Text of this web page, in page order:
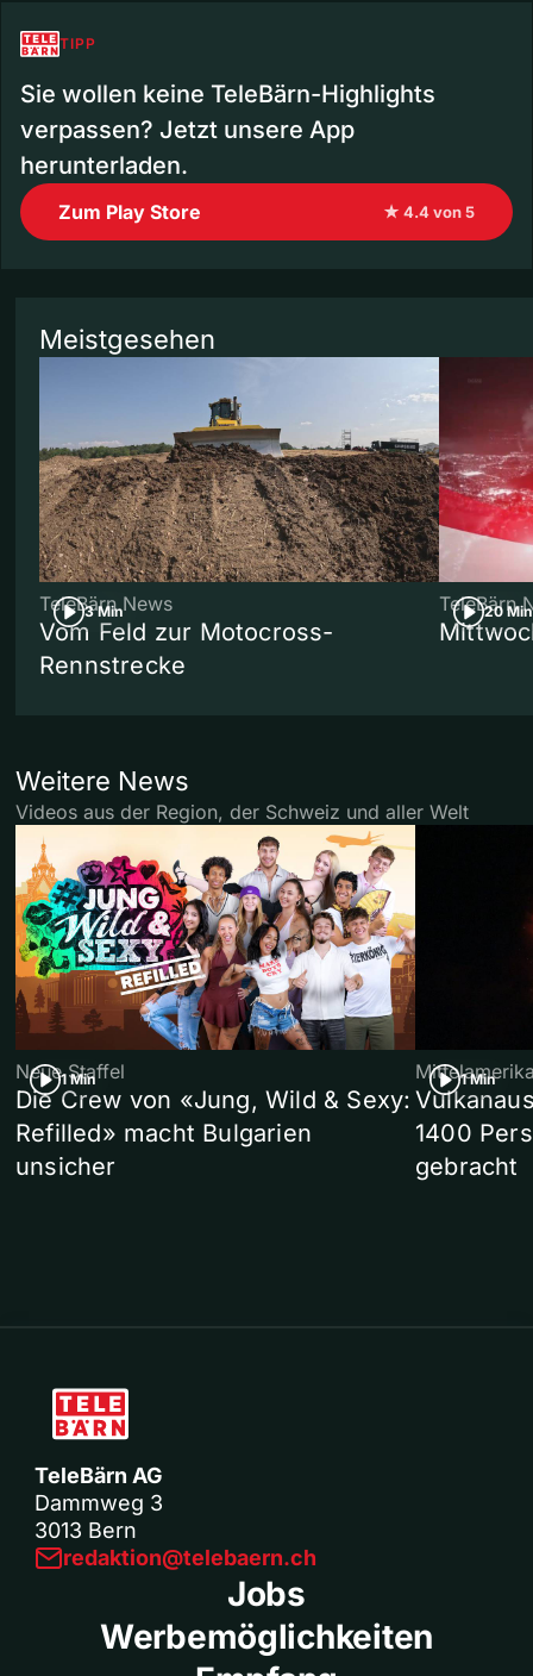
TIPP
Sie wollen keine TeleBärn-Highlights
verpassen? Jetzt unsere App
herunterladen.
Zum Play Store ★ 4.4 von 5
Meistgesehen
3 Min
TeleBärn News
Vom Feld zur Motocross-
Rennstrecke
20 Min
TeleBärn
Weitere News
Videos aus der Region, der Schweiz und aller Welt
1 Min
Neue Staffel
Die Crew von «Jung, Wild & Sexy:
Refilled» macht Bulgarien
unsicher
1 Min
1400
gebracht
TeleBärn AG
Dammweg 3
3013 Bern
redaktion@telebaern.ch
Jobs
Werbemöglichkeiten